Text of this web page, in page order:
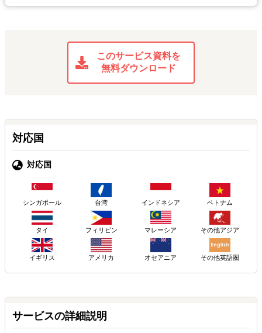
このサービス資料を
無料ダウンロード
対応国
対応国
シンガポール 台湾 インドネシア ベトナム
タイ フィリピン マレーシア その他アジア
イギリス アメリカ オセアニア その他英語圏
サービスの詳細説明